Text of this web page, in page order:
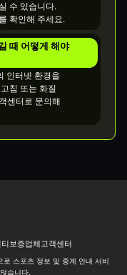
수 있습니다.
확인해 주세요.
때 어떻게 해야
인터넷 환경을
침 또는 화질
센터로 문의해
보증업체고객센터
스포츠 정보 및 중계 안내 서비
습니다.